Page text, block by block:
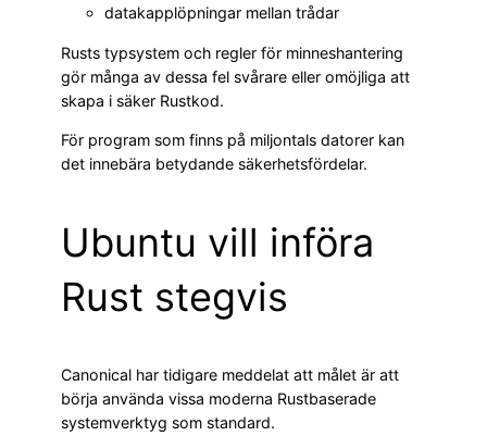
datakapplöpningar mellan trådar
Rusts typsystem och regler för minneshantering
gör många av dessa fel svårare eller omöjliga att
skapa i säker Rustkod.
För program som finns på miljontals datorer kan
det innebära betydande säkerhetsfördelar.
Ubuntu vill införa
Rust stegvis
Canonical har tidigare meddelat att målet är att
börja använda vissa moderna Rustbaserade
systemverktyg som standard.